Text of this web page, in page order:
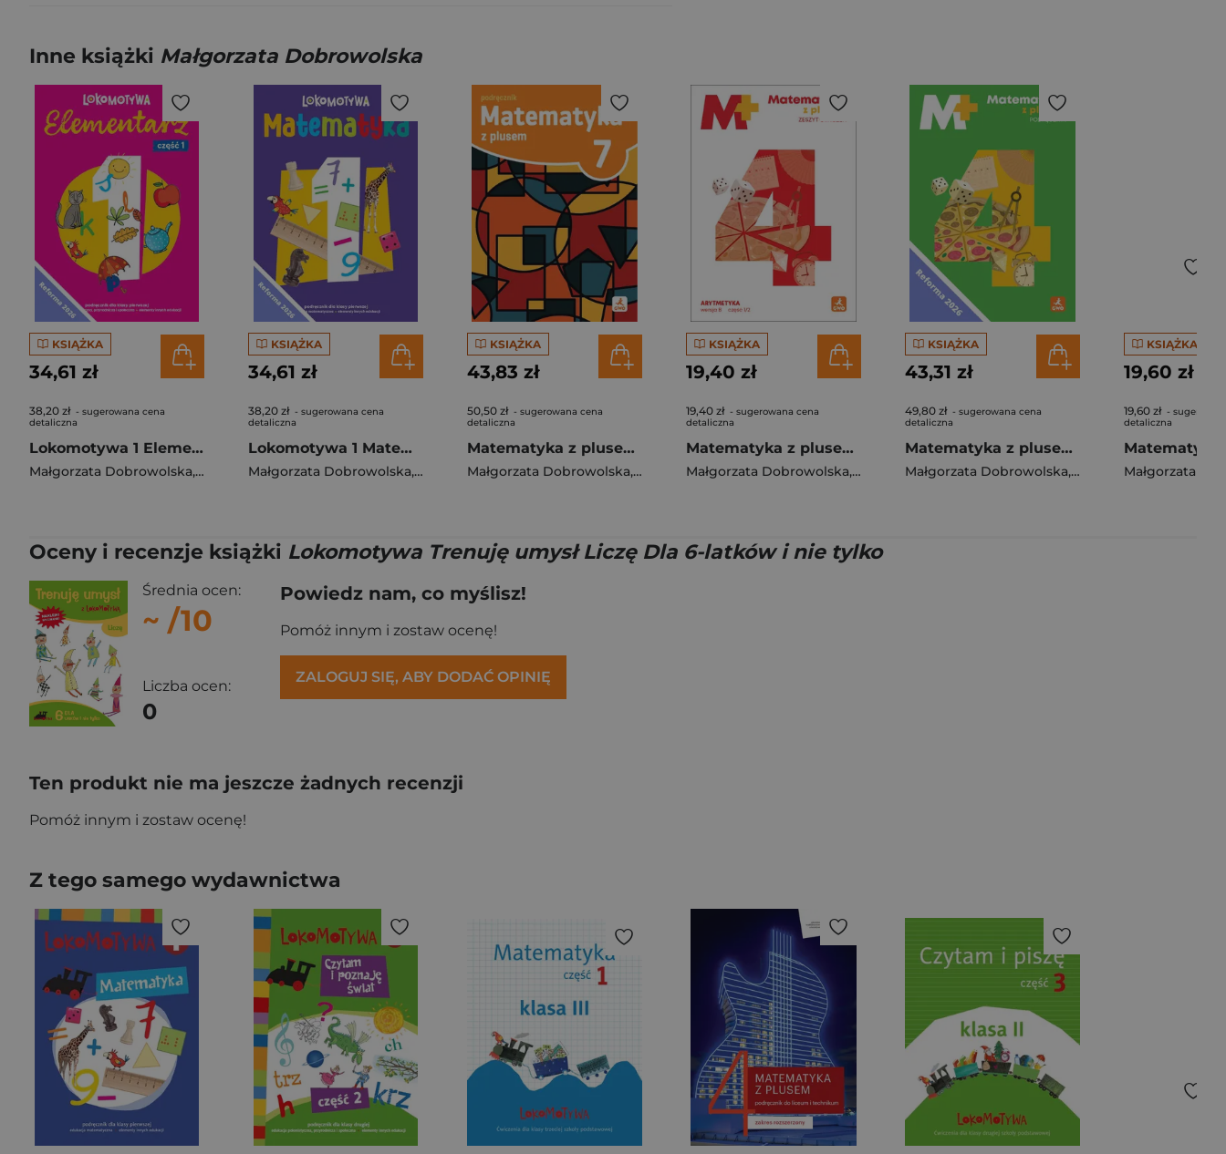
Inne książki Małgorzata Dobrowolska
KSIĄŻKA
34,61 zł
38,20 zł - sugerowana cena
detaliczna
Lokomotywa 1 Elementarz cz 1 Podręcznik dla klasy pierwszej EDYCJA 2026
Małgorzata Dobrowolska, Barbara Szczawińska,Królikowska-Czarnota Katarzyna,Kulis Iwona, Pasternak Marzena,Rymar Katarzyna
KSIĄŻKA
34,61 zł
38,20 zł - sugerowana cena
detaliczna
Lokomotywa 1 Matematyka podręcznik dla klasy pierwszej EDYCJA 2026
Małgorzata Dobrowolska, Agnieszka Szulc
KSIĄŻKA
43,83 zł
50,50 zł - sugerowana cena
detaliczna
Matematyka z plusem podręcznik dla klasy 7 szkoła podstawowa EDYCJA 2026
Małgorzata Dobrowolska, Zarzycki Piotr,Jucewicz Marta
KSIĄŻKA
19,40 zł
19,40 zł - sugerowana cena
detaliczna
Matematyka z plusem ćwiczenia Arytmetyka B1/2 dla klasy 4 szkoły podstawowej EDYCJA 2026
Małgorzata Dobrowolska, Zarzycki Piotr
KSIĄŻKA
43,31 zł
49,80 zł - sugerowana cena
detaliczna
Matematyka z plusem podręcznik dla klasy 4 szkoły podstawowej EDYCJA 2026
Małgorzata Dobrowolska, Zarzycki Piotr,
KSIĄŻKA
19,60 zł
19,60 zł -
detaliczna
Małgorzata
Oceny i recenzje książki Lokomotywa Trenuję umysł Liczę Dla 6-latków i nie tylko
Średnia ocen:
~ /10
Liczba ocen:
0
Powiedz nam, co myślisz!
Pomóż innym i zostaw ocenę!
ZALOGUJ SIĘ, ABY DODAĆ OPINIĘ
Ten produkt nie ma jeszcze żadnych recenzji
Pomóż innym i zostaw ocenę!
Z tego samego wydawnictwa